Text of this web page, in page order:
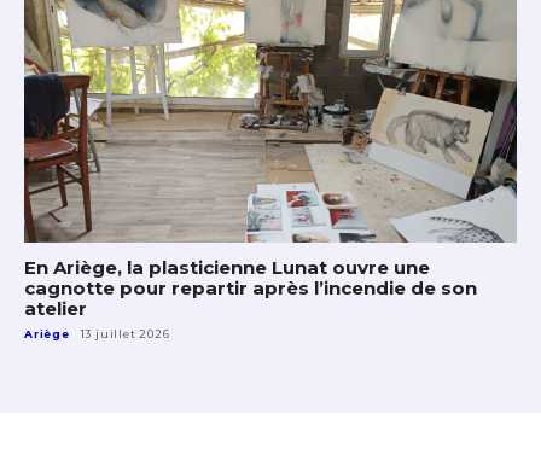
En Ariège, la plasticienne Lunat ouvre une
cagnotte pour repartir après l’incendie de son
atelier
Ariège 13 juillet 2026